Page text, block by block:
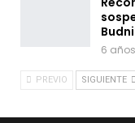
6 años
PREVIO SIGUIENTE